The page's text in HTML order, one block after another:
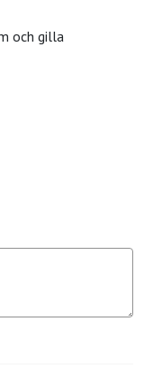
och gilla